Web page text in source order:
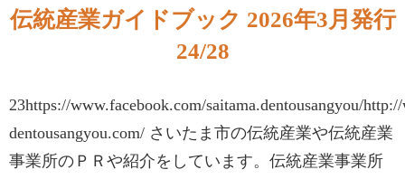
伝統産業ガイドブック 2026年3月発行
24/28
23https://www.facebook.com/saitama.dentousangyou/
dentousangyou.com/ さいたま市の伝統産業や伝統産業
事業所のＰＲや紹介をしています。伝統産業事業所